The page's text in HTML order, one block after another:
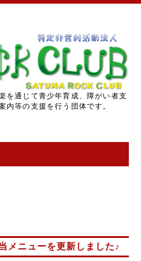
を通じて青少年育成、障がい者支
内等の支援を行う団体です。
メニューを更新しました♪